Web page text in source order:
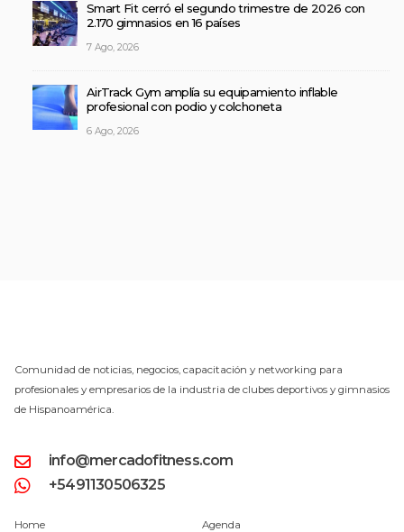
Smart Fit cerró el segundo trimestre de 2026 con
2.170 gimnasios en 16 países
7 Ago, 2026
AirTrack Gym amplía su equipamiento inflable
profesional con podio y colchoneta
6 Ago, 2026
Comunidad de noticias, negocios, capacitación y networking para
profesionales y empresarios de la industria de clubes deportivos y gimnasios
de Hispanoamérica.
info@mercadofitness.com
+5491130506325
Home Agenda